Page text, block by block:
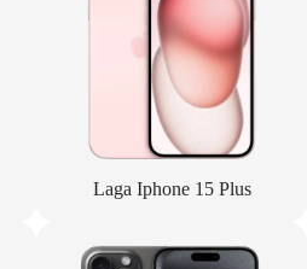
Laga Iphone 15 Plus